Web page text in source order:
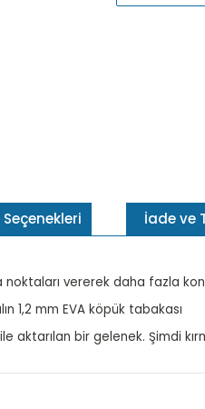
İade ve
noktaları vererek daha fazla
1,2 mm EVA köpük tabakası
bir gelenek. Şimdi